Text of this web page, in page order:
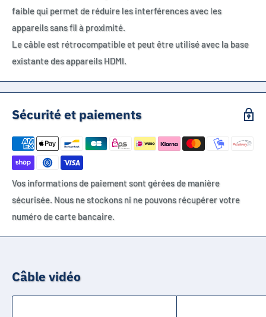
faible qui permet de réduire les interférences avec les
appareils sans fil à proximité.
Le câble est rétrocompatible et peut être utilisé avec la base
existante des appareils HDMI.
Sécurité et paiements
Vos informations de paiement sont gérées de manière
sécurisée. Nous ne stockons ni ne pouvons récupérer votre
numéro de carte bancaire.
Câble vidéo